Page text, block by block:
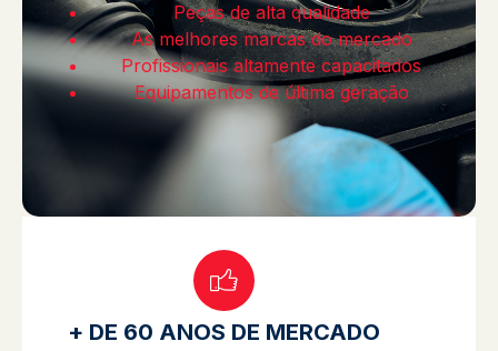
Peças de alta qualidade
As melhores marcas do mercado
Profissionais altamente capacitados
Equipamentos de última geração
+ DE 60 ANOS DE MERCADO